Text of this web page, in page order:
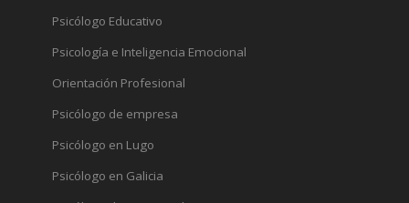
Psicólogo Educativo
Psicología e Inteligencia Emocional
Orientación Profesional
Psicólogo de empresa
Psicólogo en Lugo
Psicólogo en Galicia